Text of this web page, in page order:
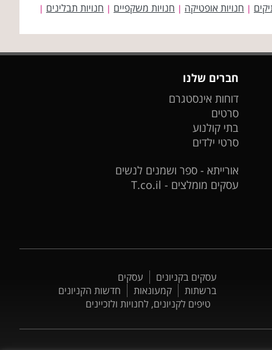
| חנויות אופטיקה | חנויות משקפיים | חנויות תבלינים |
חברים שלנו
דוחות אינסטגרם
סרטים
בתי קולנוע
סרטי ילדים
אורייתא - ספר ושמנים לנשים
עסקים מומלצים - T.co.il
עסקים בקניונים
עסקים
ברשתות
קמעונאות
חדשות הקניונים
טיפים לקניונים, לחנויות ולזכיינים